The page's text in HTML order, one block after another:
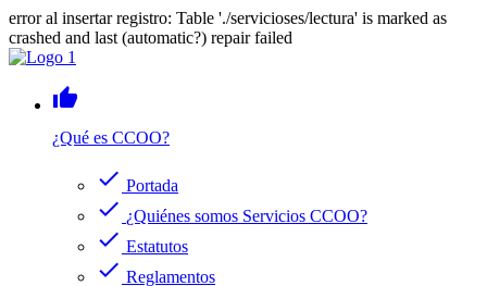
error al insertar registro: Table './servicioses/lectura' is marked as
crashed and last (automatic?) repair failed
thumb_up
¿Qué es CCOO?
check Portada
check ¿Quiénes somos Servicios CCOO?
check Estatutos
check Reglamentos